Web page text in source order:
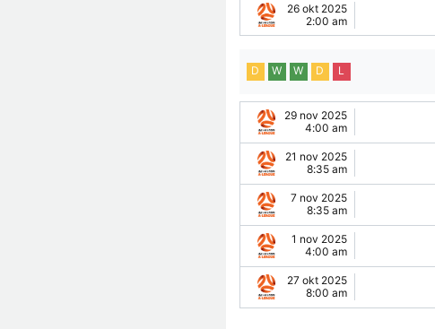
26 okt 2025
2:00 am
D W W D L
29 nov 2025
4:00 am
21 nov 2025
8:35 am
7 nov 2025
8:35 am
1 nov 2025
4:00 am
27 okt 2025
8:00 am